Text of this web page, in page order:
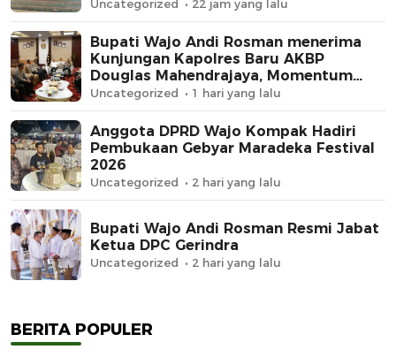
Uncategorized 22 jam yang lalu
Bupati Wajo Andi Rosman menerima
Kunjungan Kapolres Baru AKBP
Douglas Mahendrajaya, Momentum
Memperkuat Sinergi
Uncategorized 1 hari yang lalu
Anggota DPRD Wajo Kompak Hadiri
Pembukaan Gebyar Maradeka Festival
2026
Uncategorized 2 hari yang lalu
Bupati Wajo Andi Rosman Resmi Jabat
Ketua DPC Gerindra
Uncategorized 2 hari yang lalu
BERITA POPULER